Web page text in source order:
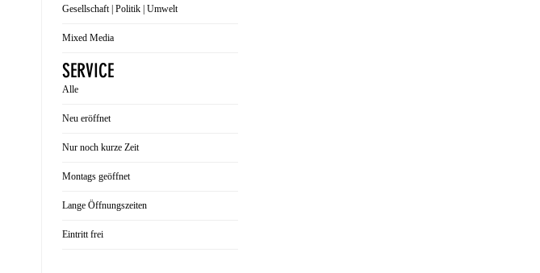
Gesellschaft | Politik | Umwelt
Mixed Media
SERVICE
Alle
Neu eröffnet
Nur noch kurze Zeit
Montags geöffnet
Lange Öffnungszeiten
Eintritt frei